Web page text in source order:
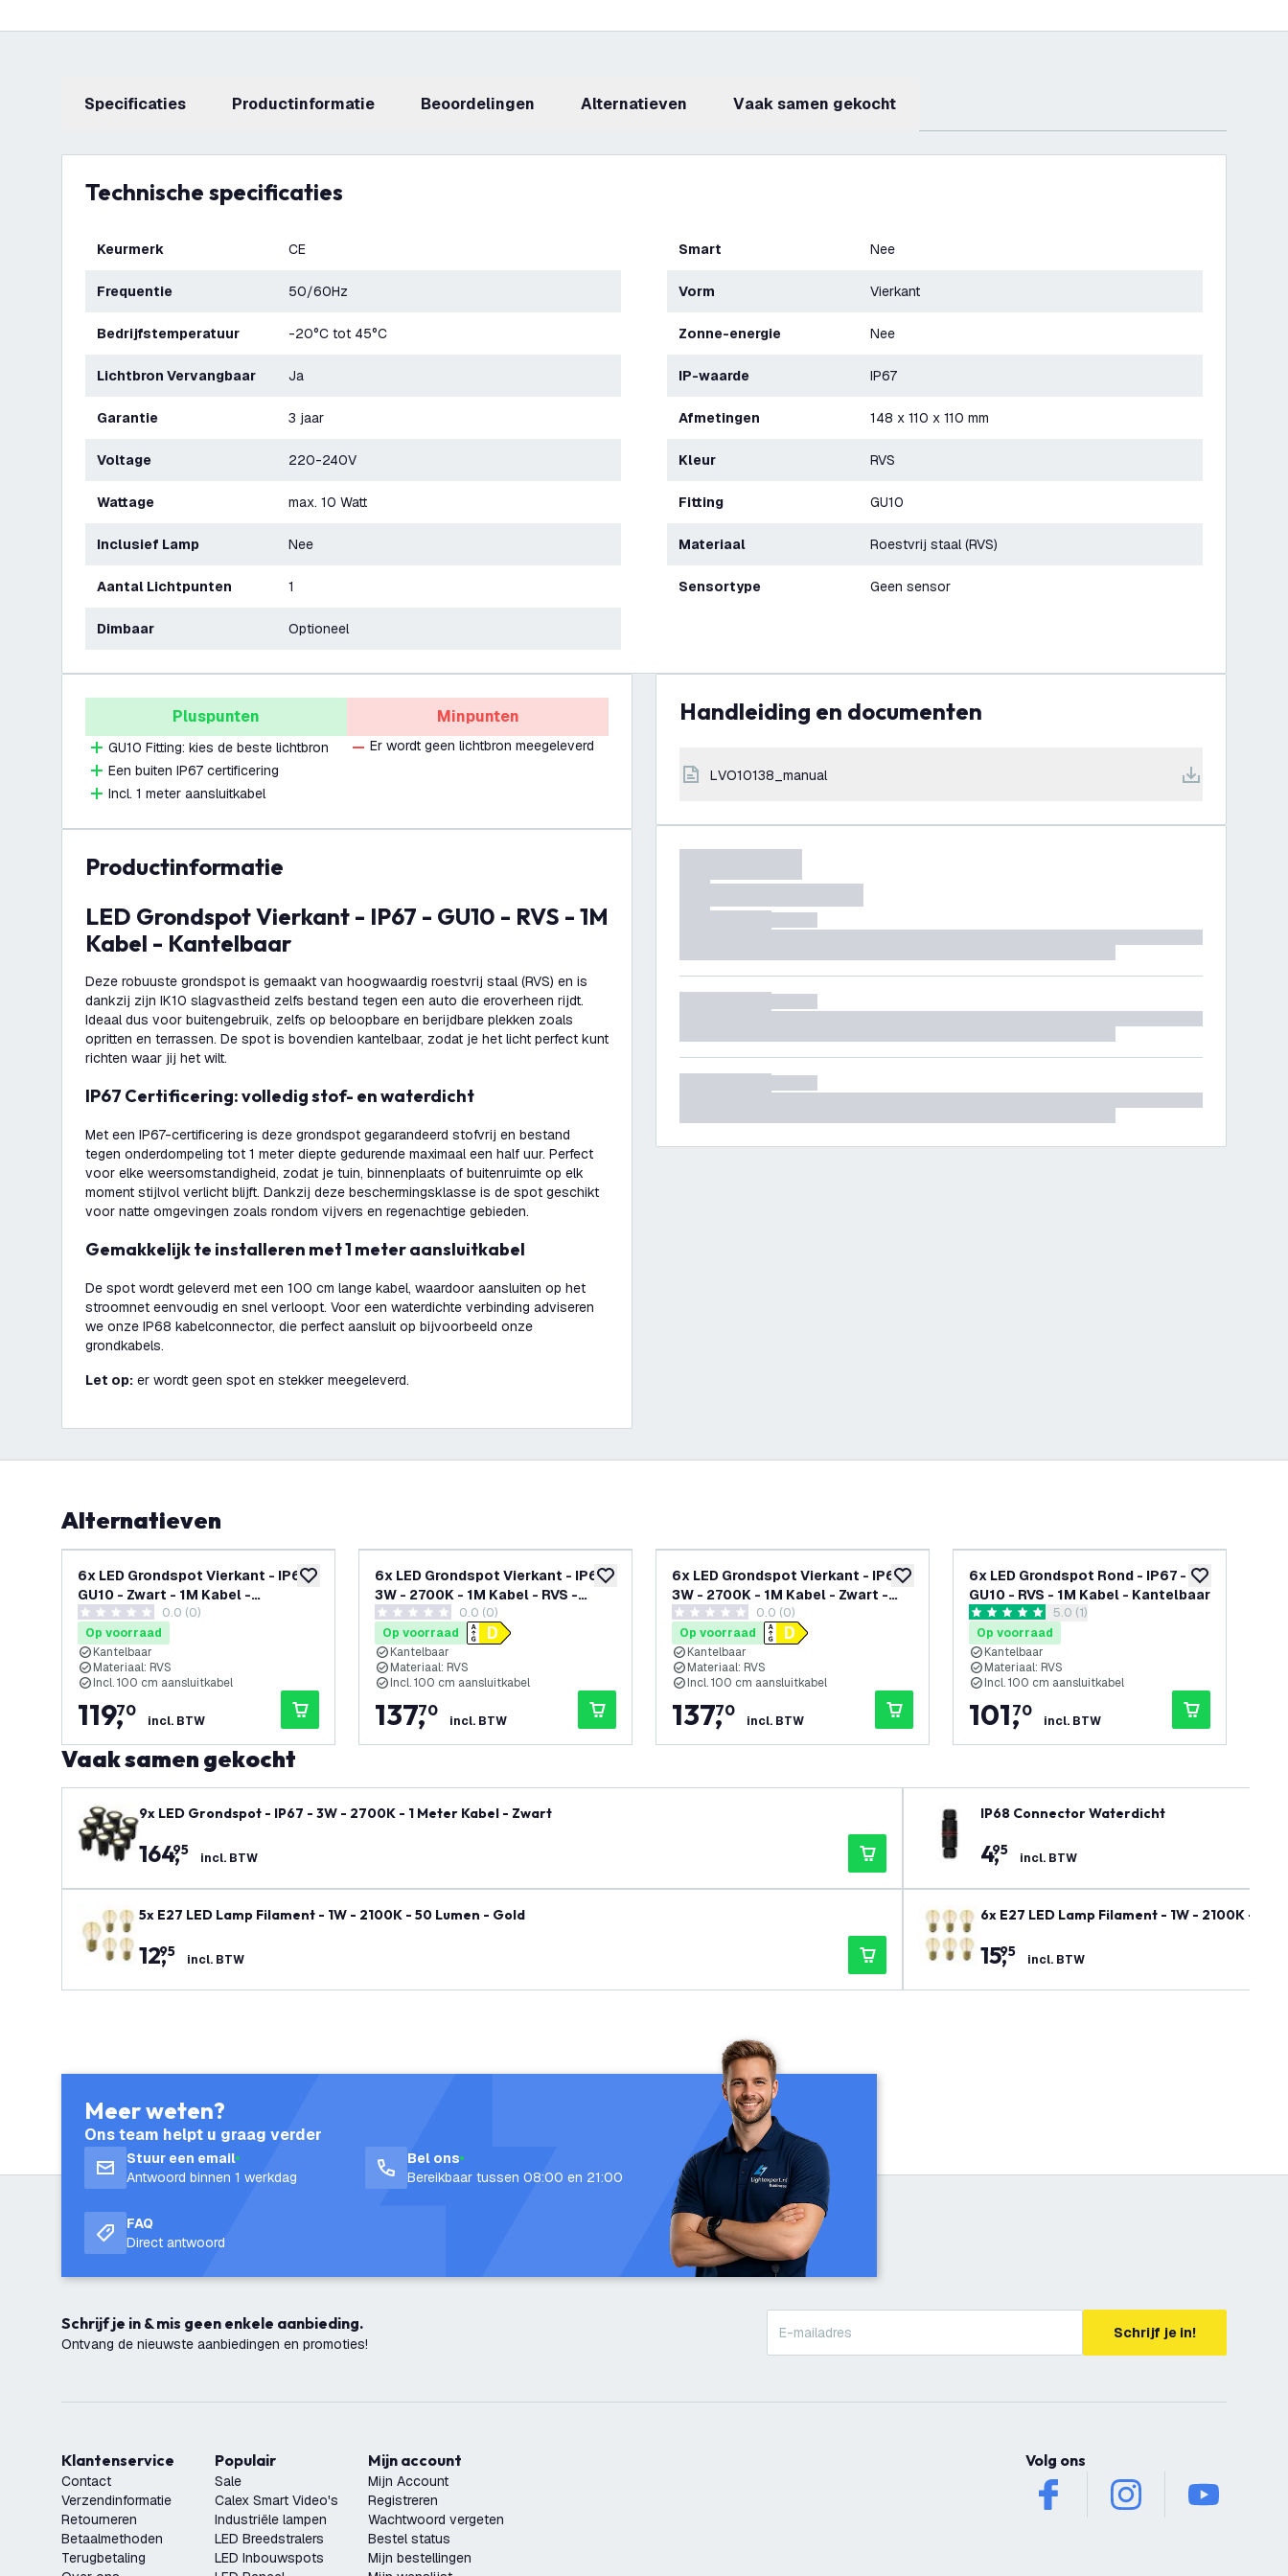
Specificaties productinformatie beoordelingen Alternatieven Vaak samen gekocht
Technische specificaties
Keurmerk CE
Frequentie 50/60Hz
Bedrijfstemperatuur -20°C tot 45°C
Lichtbron Vervangbaar Ja
Garantie 3 jaar
Voltage 220-240V
Wattage max. 10 Watt
Inclusief Lamp Nee
Aantal Lichtpunten 1
Dimbaar Optioneel
Smart Nee
Vorm Vierkant
Zonne-energie Nee
IP-waarde IP67
Afmetingen 148 x 110 x 110 mm
Kleur RVS
Fitting GU10
Materiaal Roestvrij staal (RVS)
Sensortype Geen sensor
Pluspunten
GU10 Fitting: kies de beste lichtbron
Een buiten IP67 certificering
Incl. 1 meter aansluitkabel
Minpunten
Er wordt geen lichtbron meegeleverd
productinformatie
LED Grondspot Vierkant - IP67 - GU10 - RVS - 1M
Kabel - Kantelbaar
Deze robuuste grondspot is gemaakt van hoogwaardig roestvrij staal (RVS) en is
dankzij zijn IK10 slagvastheid zelfs bestand tegen een auto die eroverheen rijdt.
Ideaal dus voor buitengebruik, zelfs op beloopbare en berijdbare plekken zoals
opritten en terrassen. De spot is bovendien kantelbaar, zodat je het licht perfect kunt
richten waar jij het wilt.
IP67 Certificering: volledig stof- en waterdicht
Met een IP67-certificering is deze grondspot gegarandeerd stofvrij en bestand
tegen onderdompeling tot 1 meter diepte gedurende maximaal een half uur. Perfect
voor elke weersomstandigheid, zodat je tuin, binnenplaats of buitenruimte op elk
moment stijlvol verlicht blijft. Dankzij deze beschermingsklasse is de spot geschikt
voor natte omgevingen zoals rondom vijvers en regenachtige gebieden.
Gemakkelijk te installeren met 1 meter aansluitkabel
De spot wordt geleverd met een 100 cm lange kabel, waardoor aansluiten op het
stroomnet eenvoudig en snel verloopt. Voor een waterdichte verbinding adviseren
we onze IP68 kabelconnector, die perfect aansluit op bijvoorbeeld onze
grondkabels.
Let op: er wordt geen spot en stekker meegeleverd.
Handleiding en documenten
LVO10138_manual
Alternatieven
toevoegen aan verlanglijst
6x LED Grondspot Vierkant - IP67 -
GU10 - Zwart - 1M Kabel -
Kantelbaar
0 score sterren0.0 (0)
Op voorraad
Kantelbaar
Materiaal: RVS
Incl. 100 cm aansluitkabel
119,
70
incl. BTW
toevoegen aan verlanglijst
6x LED Grondspot Vierkant - IP67 -
3W - 2700K - 1M Kabel - RVS -
Kantelbaar
0 score sterren0.0 (0)
Op voorraad
Kantelbaar
Materiaal: RVS
Incl. 100 cm aansluitkabel
137,
70
incl. BTW
toevoegen aan verlanglijst
6x LED Grondspot Vierkant - IP67 -
3W - 2700K - 1M Kabel - Zwart -
Kantelbaar
0 score sterren0.0 (0)
Op voorraad
Kantelbaar
Materiaal: RVS
Incl. 100 cm aansluitkabel
137,
70
incl. BTW
toevoegen
6x LED Grondspot Rond - IP67 -
GU10 - RVS - 1M Kabel - Kantelbaar
reviews drawer openen
5 score sterren5.0 (1)
Op voorraad
Kantelbaar
Materiaal: RVS
Incl. 100 cm aansluitkabel
101,
70
incl. BTW
Vaak samen gekocht
9x LED Grondspot - IP67 - 3W - 2700K - 1 Meter Kabel - Zwart
164,
95 incl. BTW
5x E27 LED Lamp Filament - 1W - 2100K - 50 Lumen - Gold
12,
95 incl. BTW
IP68 Connector Waterdicht
4,
95 incl. BTW
6x E27 LED Lamp Filament - 1W - 2100K - 50
15,
95 incl. BTW
Meer weten?
Ons team helpt u graag verder
Stuur een email
Antwoord binnen 1 werkdag
Bel ons
Bereikbaar tussen 08:00 en 21:00
FAQ
Direct antwoord
Schrijf je in & mis geen enkele aanbieding.
Ontvang de nieuwste aanbiedingen en promoties!
Schrijf je in!
Klantenservice
Contact
Verzendinformatie
Retourneren
Betaalmethoden
Terugbetaling
Populair
Sale
Calex Smart Video's
Industriële lampen
LED Breedstralers
LED Inbouwspots
Mijn account
Mijn Account
Registreren
Wachtwoord vergeten
Bestel status
Mijn bestellingen
Volg ons
facebook instagram youtube